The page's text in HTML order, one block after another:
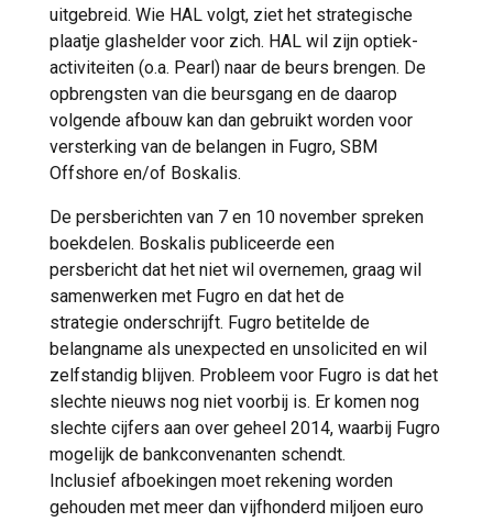
uitgebreid. Wie HAL volgt, ziet het strategische
plaatje glashelder voor zich. HAL wil zijn optiek-
activiteiten (o.a. Pearl) naar de beurs brengen. De
opbrengsten van die beursgang en de daarop
volgende afbouw kan dan gebruikt worden voor
versterking van de belangen in Fugro, SBM
Offshore en/of Boskalis.
De persberichten van 7 en 10 november spreken
boekdelen. Boskalis publiceerde een
persbericht dat het niet wil overnemen, graag wil
samenwerken met Fugro en dat het de
strategie onderschrijft. Fugro betitelde de
belangname als unexpected en unsolicited en wil
zelfstandig blijven. Probleem voor Fugro is dat het
slechte nieuws nog niet voorbij is. Er komen nog
slechte cijfers aan over geheel 2014, waarbij Fugro
mogelijk de bankconvenanten schendt.
Inclusief afboekingen moet rekening worden
gehouden met meer dan vijfhonderd miljoen euro